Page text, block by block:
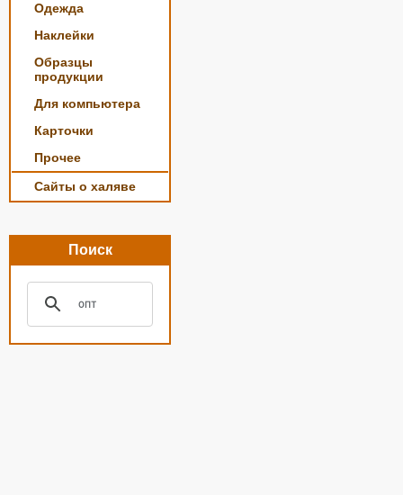
Одежда
Наклейки
Образцы
продукции
Для компьютера
Карточки
Прочее
Сайты о халяве
Поиск